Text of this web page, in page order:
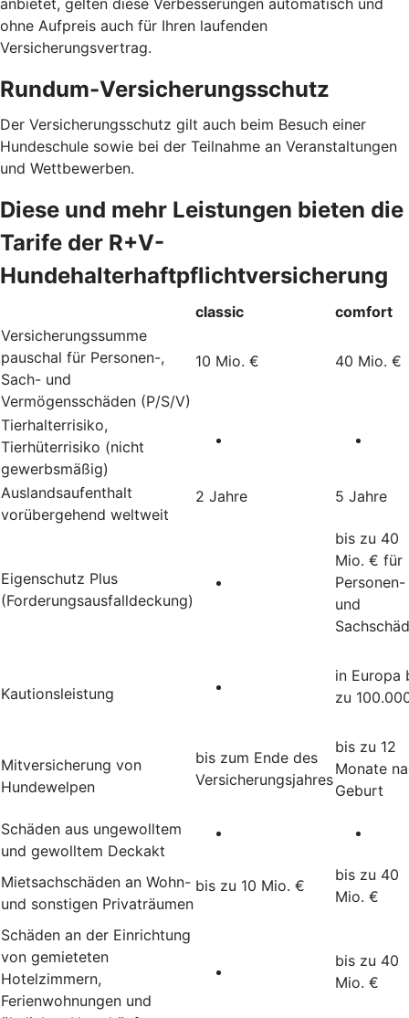
ohne Aufpreis auch für Ihren laufenden
Versicherungsvertrag.
Rundum-Versicherungsschutz
Der Versicherungsschutz gilt auch beim Besuch einer
Hundeschule sowie bei der Teilnahme an Veranstaltungen
und Wettbewerben.
Diese und mehr Leistungen bieten die
Tarife der R+V-
Hundehalterhaftpflichtversicherung
classic
comfort
Versicherungssumme
pauschal für Personen-,
Sach- und
Vermögensschäden (P/S/V)
10 Mio. € 40 Mio. €
Tierhalterrisiko,
Tierhüterrisiko (nicht
gewerbsmäßig)
Auslandsaufenthalt
vorübergehend weltweit
2 Jahre 5 Jahre
Eigenschutz Plus
(Forderungsausfalldeckung)
bis zu 40
Mio. € für
Personen-
und
Kautionsleistung
in Europa
zu
Mitversicherung von
Hundewelpen
bis zum Ende des
Versicherungsjahres
bis zu 12
Monate
Geburt
Schäden aus ungewolltem
und gewolltem Deckakt
Mietsachschäden an Wohn-
und sonstigen Privaträumen
bis zu 10 Mio. €
bis zu 40
Mio. €
Schäden an der Einrichtung
von gemieteten
Hotelzimmern,
Ferienwohnungen und
bis zu 40
Mio. €